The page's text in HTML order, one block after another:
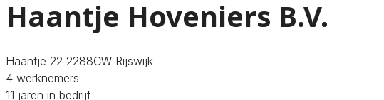
Haantje Hoveniers B.V.
Haantje 22 2288CW Rijswijk
4 werknemers
11 jaren in bedrijf